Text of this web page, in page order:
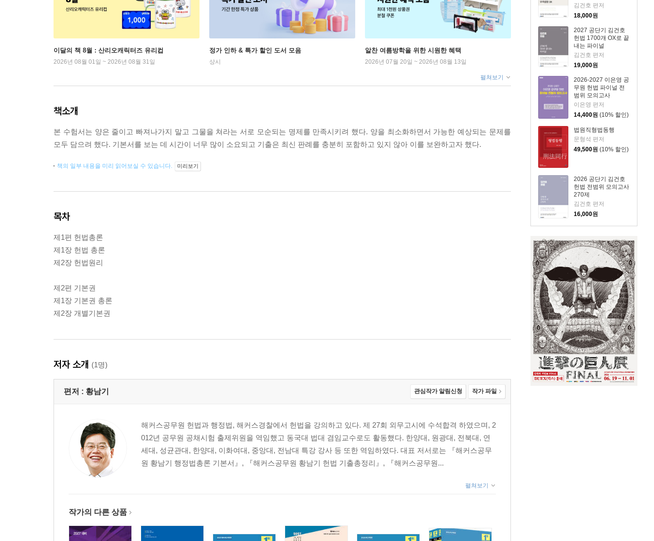
김건호 편저
18,000원
2027 공단기 김건호
헌법 1700개 OX로 끝
내는 파이널
김건호 편저
19,000원
2026-2027 이은영 공
무원 헌법 파이널 전
범위 모의고사
이은영 편저
14,400원 (10% 할인)
법원직형법동행
문형석 편저
49,500원 (10% 할인)
2026 공단기 김건호
헌법 전범위 모의고사
270제
김건호 편저
16,000원
이달의 책 8월 : 산리오캐릭터즈 유리컵
2026년 08월 01일 ~ 2026년 08월 31일
정가 인하 & 특가 할인 도서 모음
상시
알찬 여름방학을 위한 시원한 혜택
2026년 07월 20일 ~ 2026년 08월 13일
펼쳐보기
책소개
본 수험서는 양은 줄이고 빠져나가지 말고 그물을 쳐라는 서로 모순되는 명제를 만족시키려 했다. 양을 최소화하면서 가능한 예상되는 문제를
모두 담으려 했다. 기본서를 보는 데 시간이 너무 많이 소요되고 기출은 최신 판례를 충분히 포함하고 있지 않아 이를 보완하고자 했다.
책의 일부 내용을 미리 읽어보실 수 있습니다. 미리보기
목차
제1편 헌법총론
제1장 헌법 총론
제2장 헌법원리
제2편 기본권
제1장 기본권 총론
제2장 개별기본권
저자 소개 (1명)
편저 : 황남기 관심작가 알림신청 작가 파일
해커스공무원 헌법과 행정법, 해커스경찰에서 헌법을 강의하고 있다. 제 27회 외무고시에 수석합격 하였으며, 2
012년 공무원 공채시험 출제위원을 역임했고 동국대 법대 겸임교수로도 활동했다. 한양대, 원광대, 전북대, 연
세대, 성균관대, 한양대, 이화여대, 중앙대, 전남대 특강 강사 등 또한 역임하였다. 대표 저서로는 『해커스공무
원 황남기 행정법총론 기본서』, 『해커스공무원 황남기 헌법 기출총정리』, 『해커스공무원...
펼쳐보기
작가의 다른 상품